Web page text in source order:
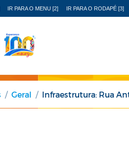
IR PARA O MENU [2] IR PARA O RODAPÉ [3]
Geral Infraestrutura: Rua Antônio Leite